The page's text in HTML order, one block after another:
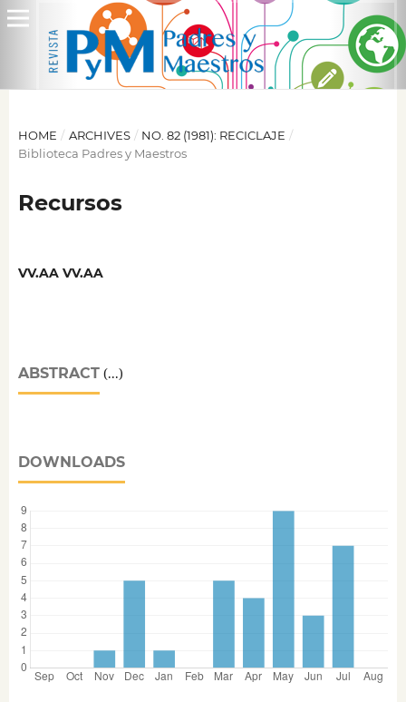
HOME / ARCHIVES / NO. 82 (1981): RECICLAJE /
Biblioteca Padres y Maestros
Recursos
VV.AA VV.AA
ABSTRACT(...)
DOWNLOADS